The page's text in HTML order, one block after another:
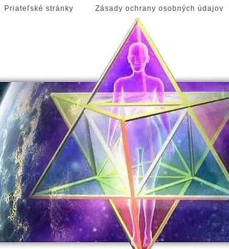
Priateľské stránky Zásady ochrany osobných údajov